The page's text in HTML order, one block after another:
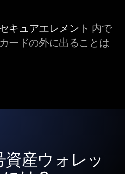
キュアエレメント 内で
ードの外に出ることは
産ウォレッ